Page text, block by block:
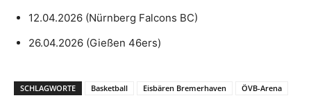
12.04.2026 (Nürnberg Falcons BC)
26.04.2026 (Gießen 46ers)
SCHLAGWORTE Basketball Eisbären Bremerhaven ÖVB-Arena